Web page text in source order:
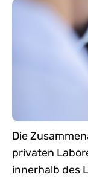
Die
privaten
innerhalb des